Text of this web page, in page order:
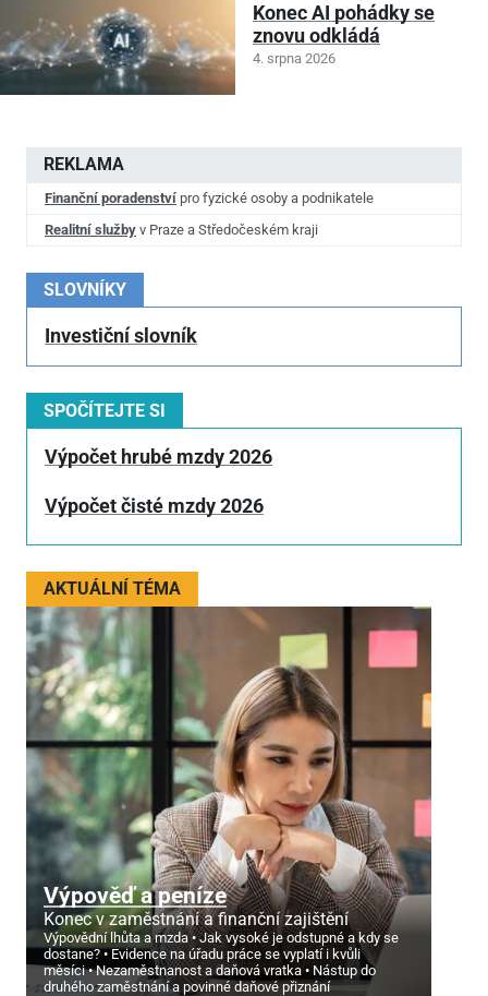
REKLAMA
Finanční poradenství pro fyzické osoby a podnikatele
Realitní služby v Praze a Středočeském kraji
SLOVNÍKY
Investiční slovník
SPOČÍTEJTE SI
Výpočet hrubé mzdy 2026
Výpočet čisté mzdy 2026
Konec AI pohádky se
znovu odkládá
4. srpna 2026
AKTUÁLNÍ TÉMA
Výpověď a peníze
Konec v zaměstnání a finanční zajištění
Výpovědní lhůta a mzda
Jak vysoké je odstupné a kdy se
dostane?
Evidence na úřadu práce se vyplatí i kvůli
měsíci
Nezaměstnanost a daňová vratka
Nástup do
druhého zaměstnání a povinné daňové přiznání